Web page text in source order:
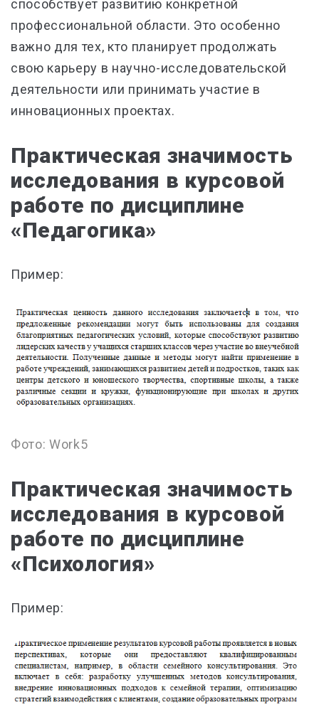
способствует развитию конкретной
профессиональной области. Это особенно
важно для тех, кто планирует продолжать
свою карьеру в научно-исследовательской
деятельности или принимать участие в
инновационных проектах.
Практическая значимость
исследования в курсовой
работе по дисциплине
«Педагогика»
Пример:
Фото: Work5
Практическая значимость
исследования в курсовой
работе по дисциплине
«Психология»
Пример: